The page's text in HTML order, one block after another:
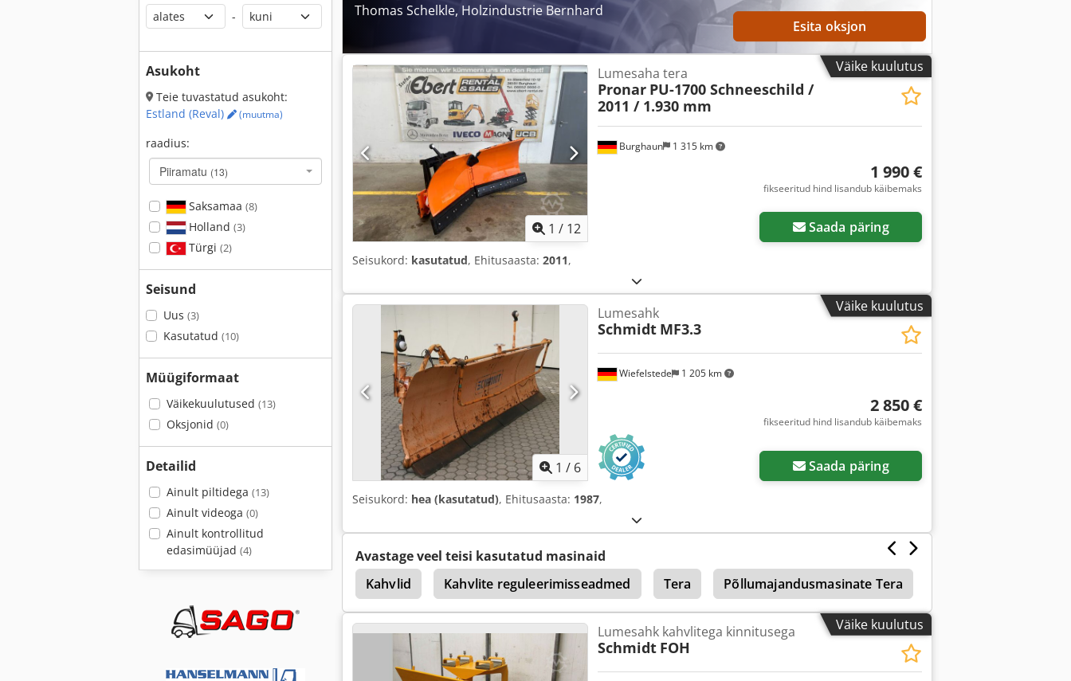
-
Asukoht
Teie tuvastatud asukoht:
Estland (Reval)
(muutma)
raadius:
Piiramatu (13)
Saksamaa (8)
Holland (3)
Türgi (2)
Seisund
Uus (3)
Kasutatud (10)
Müügiformaat
Väikekuulutused (13)
Oksjonid (0)
Detailid
Ainult piltidega (13)
Ainult videoga (0)
Ainult kontrollitud
edasimüüjad (4)
Thomas Schelkle, Holzindustrie Bernhard
Esita oksjon
Väike kuulutus
1 / 12
Burghaun 1 315 km
Lumesaha tera
Pronar PU-1700 Schneeschild /
2011 / 1.930 mm
1 990 €
fikseeritud hind lisandub käibemaks
Saada päring
Seisukord: kasutatud, Ehitusaasta: 2011,
Väike kuulutus
1 / 6
Wiefelstede 1 205 km
Lumesahk
Schmidt MF3.3
2 850 €
fikseeritud hind lisandub käibemaks
Saada päring
Seisukord: hea (kasutatud), Ehitusaasta: 1987,
Avastage veel teisi kasutatud masinaid
Kahvlid
Kahvlite reguleerimisseadmed Tera Põllumajandusmasinate Tera
Väike kuulutus
Lumesahk kahvlitega kinnitusega
Schmidt FOH